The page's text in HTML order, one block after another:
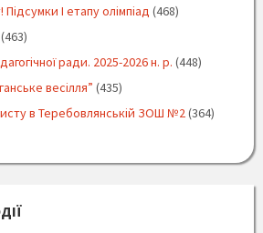
І етапу олімпіад (468)
(463)
ради. 2025-2026 н. р. (448)
весілля” (435)
в Теребовлянській ЗОШ №2(364)